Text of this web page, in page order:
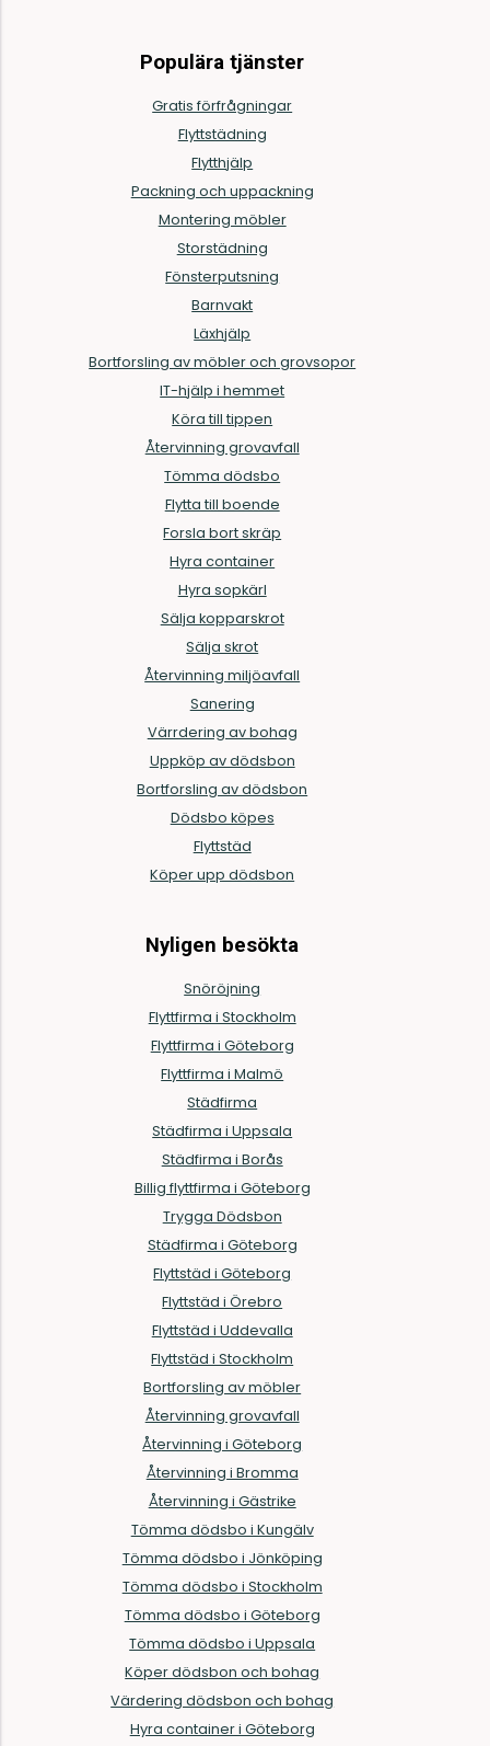
Populära tjänster
Gratis förfrågningar
Flyttstädning
Flytthjälp
Packning och uppackning
Montering möbler
Storstädning
Fönsterputsning
Barnvakt
Läxhjälp
Bortforsling av möbler och grovsopor
IT-hjälp i hemmet
Köra till tippen
Återvinning grovavfall
Tömma dödsbo
Flytta till boende
Forsla bort skräp
Hyra container
Hyra sopkärl
Sälja kopparskrot
Sälja skrot
Återvinning miljöavfall
Sanering
Värrdering av bohag
Uppköp av dödsbon
Bortforsling av dödsbon
Dödsbo köpes
Flyttstäd
Köper upp dödsbon
Nyligen besökta
Snöröjning
Flyttfirma i Stockholm
Flyttfirma i Göteborg
Flyttfirma i Malmö
Städfirma
Städfirma i Uppsala
Städfirma i Borås
Billig flyttfirma i Göteborg
Trygga Dödsbon
Städfirma i Göteborg
Flyttstäd i Göteborg
Flyttstäd i Örebro
Flyttstäd i Uddevalla
Flyttstäd i Stockholm
Bortforsling av möbler
Återvinning grovavfall
Återvinning i Göteborg
Återvinning i Bromma
Återvinning i Gästrike
Tömma dödsbo i Kungälv
Tömma dödsbo i Jönköping
Tömma dödsbo i Stockholm
Tömma dödsbo i Göteborg
Tömma dödsbo i Uppsala
Köper dödsbon och bohag
Värdering dödsbon och bohag
Hyra container i Göteborg